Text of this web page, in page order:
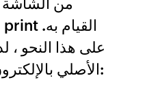
تعطيل عارض pdf الأصلي بالإلكترون: